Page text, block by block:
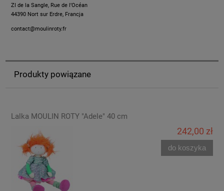
ZI de la Sangle, Rue de l’Océan
44390 Nort sur Erdre, Francja
contact@moulinroty.fr
Produkty powiązane
Lalka MOULIN ROTY "Adele" 40 cm
242,00 zł
do koszyka